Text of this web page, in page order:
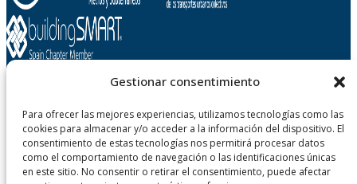
Gestionar consentimiento
Para ofrecer las mejores experiencias, utilizamos tecnologías como las
cookies para almacenar y/o acceder a la información del dispositivo. El
consentimiento de estas tecnologías nos permitirá procesar datos
como el comportamiento de navegación o las identificaciones únicas
en este sitio. No consentir o retirar el consentimiento, puede afectar
Metropolitano de Tenerife, SA
Carretera Gral. La Cuesta - Taco, n° 124
38108 San Cristobal de La Laguna - Tenerife
Canary Islands, Spain